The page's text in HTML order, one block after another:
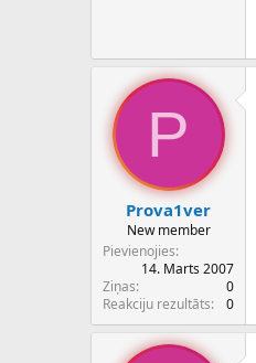
P
Prova1ver
New member
Pievienojies
14. Marts 2007
Ziņas
0
Reakciju rezultāts
0